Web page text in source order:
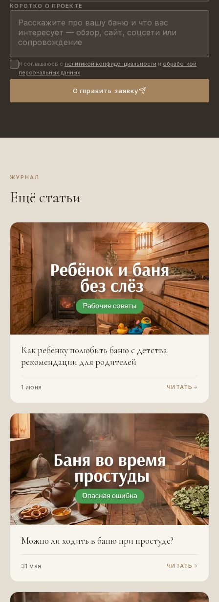
КОРОТКО О ПРОЕКТЕ
Я соглашаюсь с политикой конфиденциальности и обработкой
персональных данных
Отправить заявку
ЖУРНАЛ
Ещё статьи
Как ребёнку полюбить баню с детства:
рекомендации для родителей
1 июня ЧИТАТЬ
Можно ли ходить в баню при простуде?
31 мая ЧИТАТЬ